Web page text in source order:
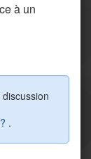
à un
.